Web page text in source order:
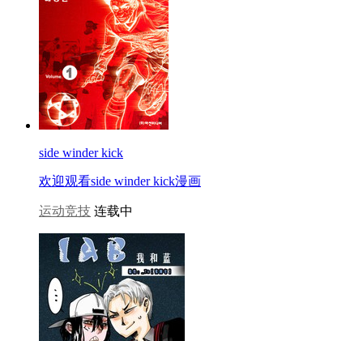
side winder kick
欢迎观看side winder kick漫画
运动竞技 连载中